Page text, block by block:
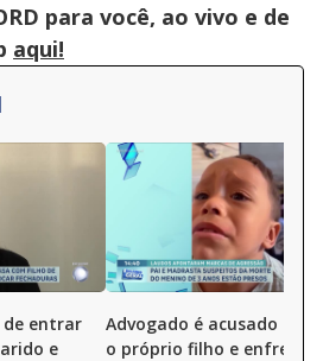
para você, ao vivo e de
aqui!
de entrar
e
Advogado é acusado de
o próprio filho e enfrenta